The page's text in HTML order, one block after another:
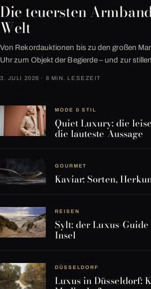
Die teuersten
Welt
Von Rekordauktionen bis zu den großen
Uhr zum Objekt der Begierde – und zur
3. JULI 2026 · 8 MIN. LESEZEIT
MODE & STIL
Quiet Luxury: die
die lauteste Aussage
GOURMET
Kaviar: Sorten,
REISEN
Sylt: der Luxus-
Insel
DÜSSELDORF
Luxus in Düsseldorf: